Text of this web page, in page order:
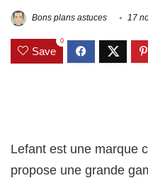
Bons plans astuces 17
Save
0
Lefant est une marque
propose une grande